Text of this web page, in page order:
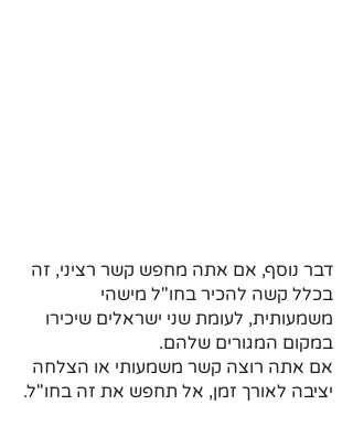
דבר נוסף, אם אתה מחפש קשר רציני, זה
בכלל קשה להכיר בחו"ל מישהי
משמעותית, לעומת שני ישראלים שיכירו
במקום המגורים שלהם.
אם אתה רוצה קשר משמעותי או הצלחה
יציבה לאורך זמן, אל תחפש את זה בחו"ל.